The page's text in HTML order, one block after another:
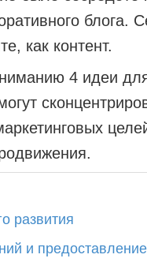
блога.
как контент.
4 идеи
развития
и